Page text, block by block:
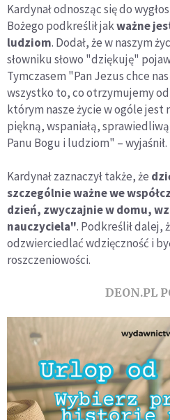
Kardynał odnosząc się do
Bożego podkreślił jakważne
ludziom. Dodał, że w naszym
słowniku słowo "dziękuję"
Tymczasem "Pan Jezus chce
wszystko to, co otrzymujemy
którym nasze życie w ogóle jest
piękną, wspaniałą,
Panu Bogu i ludziom" – wyjaśnił.
Kardynał zaznaczył także, że
szczególnie ważne we
dzień, zwyczajnie w domu,
nauczyciela". Podkreślił dalej,
odzwierciedlać wdzięczność i
roszczeniowości.
DEON.PL